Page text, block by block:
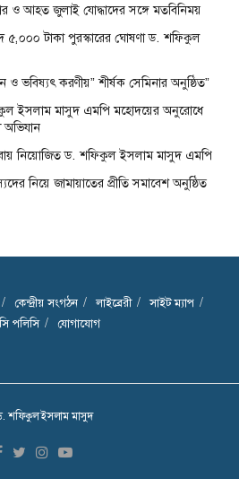
ও আহত জুলাই যোদ্ধাদের সঙ্গে মতবিনিময়
৫,০০০ টাকা পুরস্কারের ঘোষণা ড. শফিকুল
ও ভবিষ্যৎ করণীয়” শীর্ষক সেমিনার অনুষ্ঠিত”
ইসলাম মাসুদ এমপি মহোদয়ের অনুরোধে
অভিযান
নিয়োজিত ড. শফিকুল ইসলাম মাসুদ এমপি
নিয়ে জামায়াতের প্রীতি সমাবেশ অনুষ্ঠিত
কেন্দ্রীয় সংগঠন লাইব্রেরী
সাইট ম্যাপ
পলিসি
যোগাযোগ
শফিকুল ইসলাম মাসুদ